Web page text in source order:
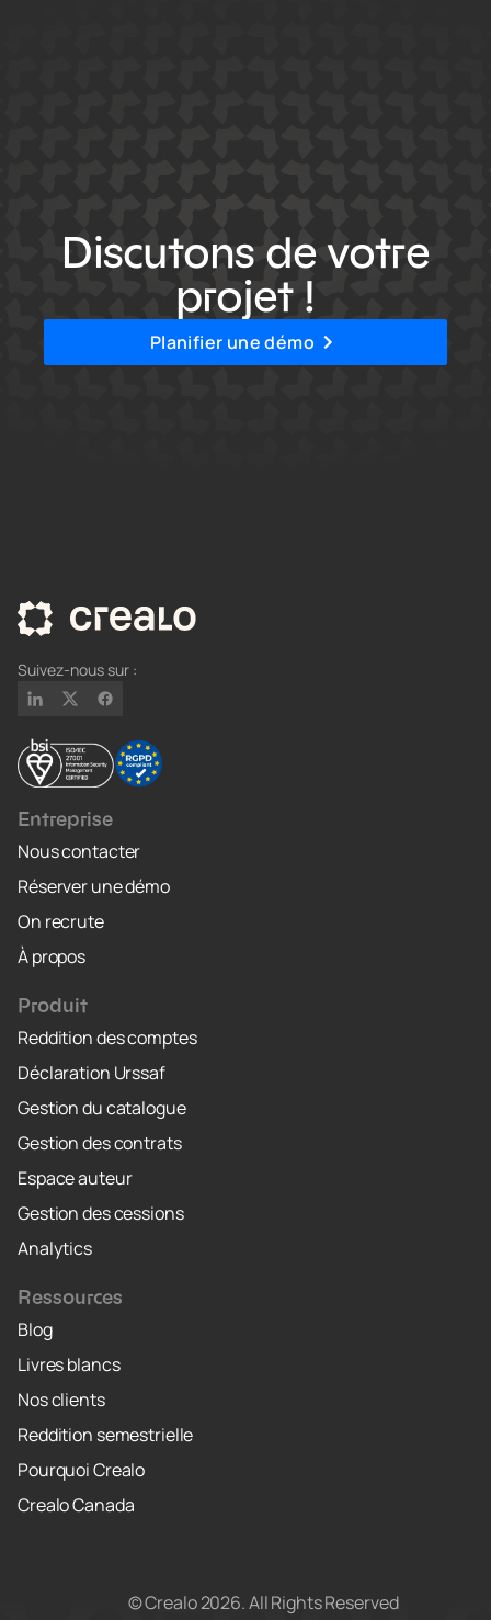
Discutons de votre
projet !
Planifier une démo
Suivez-nous sur :
Entreprise
Nous contacter
Réserver une démo
On recrute
À propos
Produit
Reddition des comptes
Déclaration Urssaf
Gestion du catalogue
Gestion des contrats
Espace auteur
Gestion des cessions
Analytics
Ressources
Blog
Livres blancs
Nos clients
Reddition semestrielle
Pourquoi Crealo
Crealo Canada
© Crealo2026. All Rights Reserved